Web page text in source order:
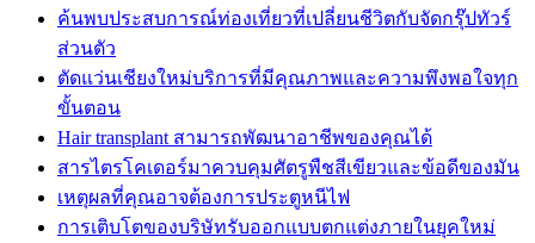
ค้นพบประสบการณ์ท่องเที่ยวที่เปลี่ยนชีวิตกับจัดกรุ๊ปทัวร์
ส่วนตัว
ตัดแว่นเชียงใหม่บริการที่มีคุณภาพและความพึงพอใจทุก
ขั้นตอน
Hair transplant สามารถพัฒนาอาชีพของคุณได้
สารไตรโคเดอร์มาควบคุมศัตรูพืชสีเขียวและข้อดีของมัน
เหตุผลที่คุณอาจต้องการประตูหนีไฟ
การเติบโตของบริษัทรับออกแบบตกแต่งภายในยุคใหม่